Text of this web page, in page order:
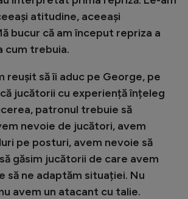
sporturi
2024
2026
în cont
cont
atitudine, aceeași
bucur că am început repriza a
cum trebuia.
reușit să îi aduc pe George, pe
jucătorii cu experiență înțeleg
patronul trebuie să
nevoie de jucători, avem
pe posturi, avem nevoie să
găsim jucătorii de care avem
să ne adaptăm situației. Nu
avem un atacant cu talie.